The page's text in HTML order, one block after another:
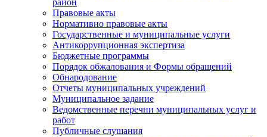
район
Правовые акты
Нормативно правовые акты
Государственные и муниципальные услуги
Антикоррупционная экспертиза
Бюджетные программы
Порядок обжалования и Формы обращений
Обнародование
Отчеты муниципальных учреждений
Муниципальное задание
Ведомственные перечни муниципальных услуг и
работ
Публичные слушания